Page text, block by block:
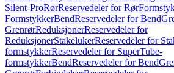
Silent-ProRørReservedeler for Rør
FormstykkerBendReservedeler for Bend
GrenrørReduksjonerReservedeler for
ReduksjonerStakelukerReservedeler for
formstykkerReservedeler for SuperTube-
formstykkerBendReservedeler for Bend